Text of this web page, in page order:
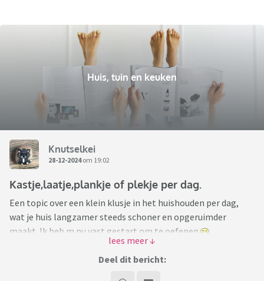
Huis, tuin en keuken
Knutselkei
28-12-2024om 19:02
Kastje,laatje,plankje of plekje per dag.
Een topic over een klein klusje in het huishouden per dag,
wat je huis langzamer steeds schoner en opgeruimder
maakt. Ik heb m nu vast gestart om te oefenen
Ik heb vandaag nog geen laatje gedaan. Gisteren al wel. De
Deel dit bericht: